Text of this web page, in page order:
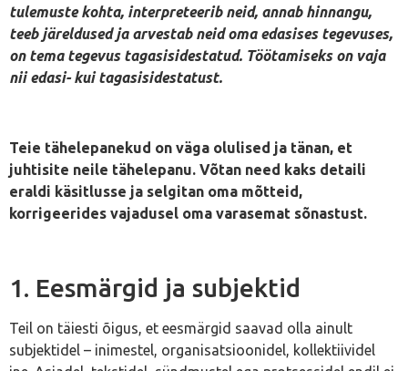
tulemuste kohta, interpreteerib neid, annab hinnangu,
teeb järeldused ja arvestab neid oma edasises tegevuses,
on tema tegevus tagasisidestatud. Töötamiseks on vaja
nii edasi- kui tagasisidestatust.
Teie tähelepanekud on väga olulised ja tänan, et
juhtisite neile tähelepanu. Võtan need kaks detaili
eraldi käsitlusse ja selgitan oma mõtteid,
korrigeerides vajadusel oma varasemat sõnastust.
1. Eesmärgid ja subjektid
Teil on täiesti õigus, et eesmärgid saavad olla ainult
subjektidel – inimestel, organisatsioonidel, kollektiividel